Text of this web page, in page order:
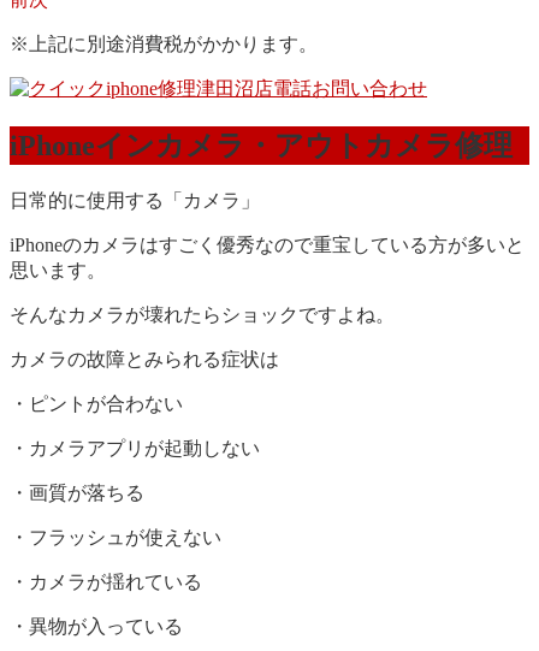
※上記に別途消費税がかかります。
iPhoneインカメラ・アウトカメラ修理
日常的に使用する「カメラ」
iPhoneのカメラはすごく優秀なので重宝している方が多いと
思います。
そんなカメラが壊れたらショックですよね。
カメラの故障とみられる症状は
・ピントが合わない
・カメラアプリが起動しない
・画質が落ちる
・フラッシュが使えない
・カメラが揺れている
・異物が入っている